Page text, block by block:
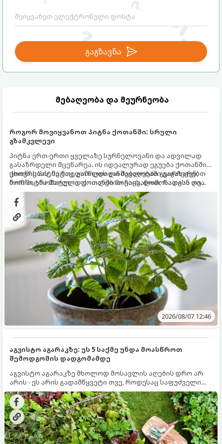
გაგზავნა
მებაღეობა და მეურნეობა
როგორ მოვიყვანოთ პიტნა ქოთანში: სრული
გზამკვლევი
პიტნა ერთ-ერთი ყველაზე სურნელოვანი და ადვილად
გასაზრდელი მცენარეა. ის იდეალურად ეგუება ქოთანში
ცხოვრებას, მეტიც, გამოცდილი მებაღეები გვირჩევენ,
რომ პიტნა მხოლოდ ქოთანში მოვიყვანოთ, რადგან ღია
გრუნტში (ბაღში) დარგვისას ის ფესვებით ძალიან
სწრაფად ვრცელდება და სხვა მცენარეებს ავიწროებს.
ქოთნის პიტნა მთელი წლის განმავლობაში გაგახარებთ
ნორჩი, არომატული ფოთლებით ჩაის, ლიმონათისა თუ
კერძებისთვის.
2026/08/07 12:46
აგვისტო აგარაკზე: ეს 5 საქმე უნდა მოასწროთ
შემოდგომის დადგომამდე
აგვისტო აგარაკზე მხოლოდ მოსავლის აღების დრო არ
არის - ეს არის გადამწყვეტი თვე, როდესაც საფუძველი
ეყრება მომავალი წლის მოსავალს და ბაღი მზადდება
შემოდგომა-ზამთრის სეზონისთვის. იმისათვის, რომ
ნიადაგმა ენერგია აღიდგინოს, ხოლო მცენარეებმა
ზამთარს გაუძლონ, აგვისტოს ბოლომდე 5
მნიშვნელოვანი საქმის გაკეთება უნდა მოასწროთ: